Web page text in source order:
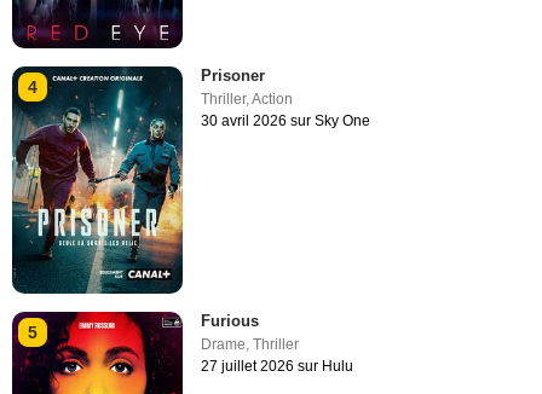
4
Prisoner
Thriller,Action
30 avril 2026 sur Sky One
5
Furious
Drame,Thriller
27 juillet 2026 sur Hulu